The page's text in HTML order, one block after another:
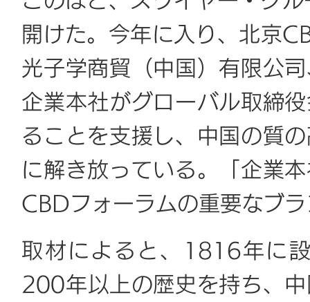
開けた。今年に入り、北京
光子学商貿（中国）有限公
企業本社がグローバル取締
ることを支援し、中国の質
に解き放っている。「企業
CBDフォーラムの重要なブ
取材によると、1816年に
200年以上の歴史を持ち、